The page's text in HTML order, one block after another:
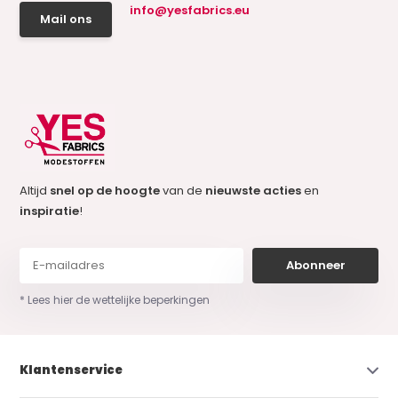
Mail ons
info@yesfabrics.eu
Altijd snel op de hoogtevan de nieuwste actiesen
inspiratie!
Abonneer
* Lees hier de wettelijke beperkingen
Klantenservice